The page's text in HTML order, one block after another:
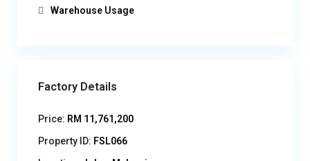
Warehouse Usage
Factory Details
Price: RM 11,761,200
Property ID: FSL066